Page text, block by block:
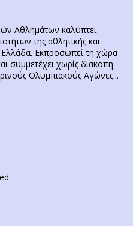
Αθλημάτων καλύπτει
της αθλητικής και
Εκπροσωπεί τη χώρα
συμμετέχει χωρίς διακοπή
Ολυμπιακούς Αγώνες...